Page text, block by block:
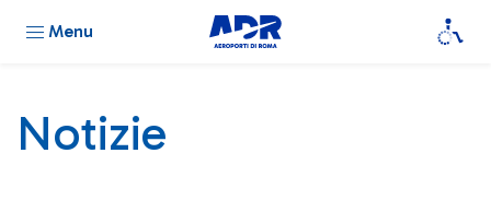
Menu
Notizie